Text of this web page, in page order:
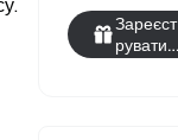
Зареєст
руватис